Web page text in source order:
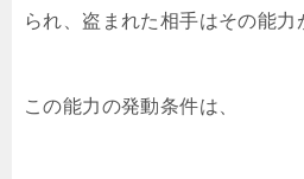
られ、盗まれた相手はその能力
この能力の発動条件は、